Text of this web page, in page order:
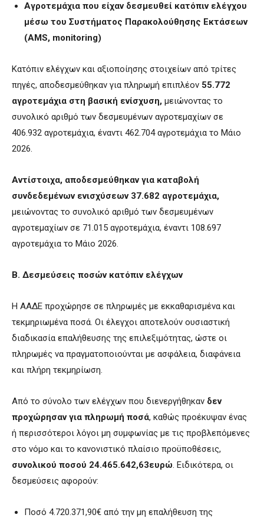
Αγροτεμάχια που είχαν δεσμευθεί κατόπιν ελέγχου
μέσω του Συστήματος Παρακολούθησης Εκτάσεων
(AMS, monitoring)
Κατόπιν ελέγχων και αξιοποίησης στοιχείων από τρίτες
πηγές, αποδεσμεύθηκαν για πληρωμή επιπλέον 55.772
αγροτεμάχια στη βασική ενίσχυση, μειώνοντας το
συνολικό αριθμό των δεσμευμένων αγροτεμαχίων σε
406.932 αγροτεμάχια, έναντι 462.704 αγροτεμάχια το Μάιο
2026.
Αντίστοιχα, αποδεσμεύθηκαν για καταβολή
συνδεδεμένων ενισχύσεων 37.682 αγροτεμάχια,
μειώνοντας το συνολικό αριθμό των δεσμευμένων
αγροτεμαχίων σε 71.015 αγροτεμάχια, έναντι 108.697
αγροτεμάχια το Μάιο 2026.
Β. Δεσμεύσεις ποσών κατόπιν ελέγχων
Η ΑΑΔΕ προχώρησε σε πληρωμές με εκκαθαρισμένα και
τεκμηριωμένα ποσά. Οι έλεγχοι αποτελούν ουσιαστική
διαδικασία επαλήθευσης της επιλεξιμότητας, ώστε οι
πληρωμές να πραγματοποιούνται με ασφάλεια, διαφάνεια
και πλήρη τεκμηρίωση.
Από το σύνολο των ελέγχων που διενεργήθηκαν δεν
προχώρησαν για πληρωμή ποσά, καθώς προέκυψαν ένας
ή περισσότεροι λόγοι μη συμφωνίας με τις προβλεπόμενες
στο νόμο και το κανονιστικό πλαίσιο προϋποθέσεις,
συνολικού ποσού 24.465.642,63ευρώ. Ειδικότερα, οι
δεσμεύσεις αφορούν:
Ποσό 4.720.371,90€ από την μη επαλήθευση της